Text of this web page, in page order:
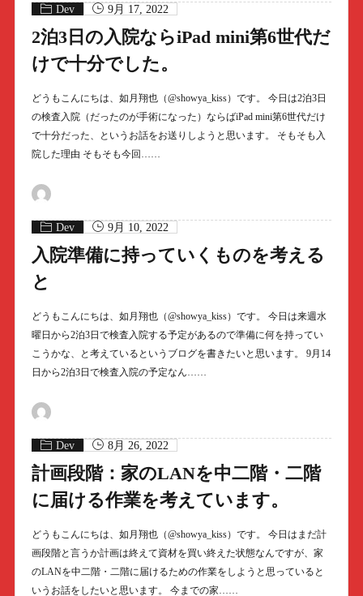
Dev 9月 17, 2022
2泊3日の入院ならiPad mini第6世代だ
けで十分でした。
どうもこんにちは、如月翔也（@showya_kiss）です。 今日は2泊3日
の検査入院（だったのが手術になった）ならばiPad mini第6世代だけ
で十分だった、というお話をお送りしようと思います。 そもそも入
院した理由 そもそも今回……
Dev 9月 10, 2022
入院準備に持っていくものを考える
と
どうもこんにちは、如月翔也（@showya_kiss）です。 今日は来週水
曜日から2泊3日で検査入院する予定があるので準備に何を持ってい
こうかな、と考えているというブログを書きたいと思います。 9月14
日から2泊3日で検査入院の予定なん……
Dev 8月 26, 2022
計画段階：家のLANを中二階・二階
に届ける作業を考えています。
どうもこんにちは、如月翔也（@showya_kiss）です。 今日はまだ計
画段階と言うか計画は終えて資材を買い終えた状態なんですが、家
のLANを中二階・二階に届けるための作業をしようと思っていると
いうお話をしたいと思います。 今までの家……